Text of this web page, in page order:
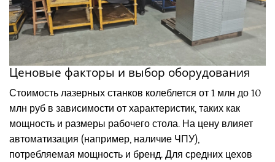
Ценовые факторы и выбор оборудования
Стоимость лазерных станков колеблется от 1 млн до 10
млн руб в зависимости от характеристик, таких как
мощность и размеры рабочего стола. На цену влияет
автоматизация (например, наличие ЧПУ),
потребляемая мощность и бренд. Для средних цехов